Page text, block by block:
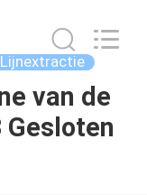
van de
Gesloten